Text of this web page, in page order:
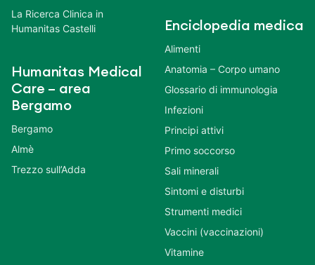
La Ricerca Clinica in
Humanitas Castelli
Humanitas Medical
Care – area
Bergamo
Bergamo
Almè
Trezzo sull’Adda
Enciclopedia medica
Alimenti
Anatomia – Corpo umano
Glossario di immunologia
Infezioni
Principi attivi
Primo soccorso
Sali minerali
Sintomi e disturbi
Strumenti medici
Vaccini (vaccinazioni)
Vitamine